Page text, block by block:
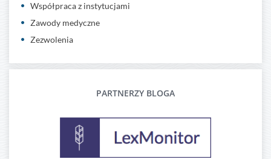
Współpraca z instytucjami
Zawody medyczne
Zezwolenia
PARTNERZY BLOGA